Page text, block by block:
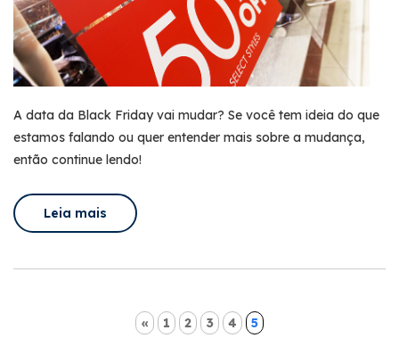
A data da Black Friday vai mudar? Se você tem ideia do que
estamos falando ou quer entender mais sobre a mudança,
então continue lendo!
Leia mais
« 1 2 3 4 5